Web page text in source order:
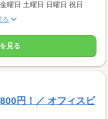
曜日 土曜日 日曜日 祝日
る
見る
円！／ オフィスビ